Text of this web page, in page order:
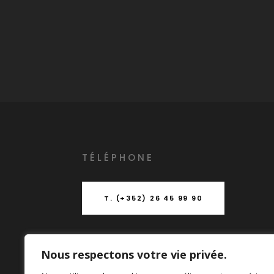
Nous respectons votre vie privée.
T É L É PHONE
T. (+352) 26 45 99 90
ADRESSE